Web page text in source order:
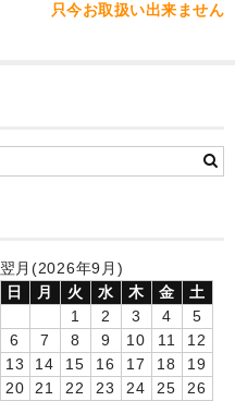
只今お取扱い出来ません
翌月(2026年9月)
日
月 火 水 木 金
土
1
2 3 4
5
6
7 8 9 10 11
12
13
14 15 16 17 18
19
20
21 22 23 24 25
26